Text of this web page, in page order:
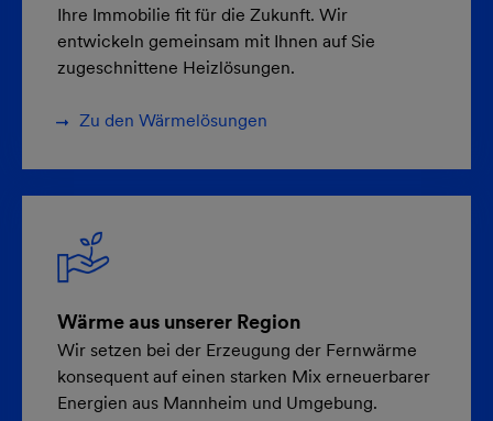
Ihre Immobilie fit für die Zukunft. Wir
entwickeln gemeinsam mit Ihnen auf Sie
zugeschnittene Heizlösungen.
Zu den Wärmelösungen
Wärme aus unserer Region
Wir setzen bei der Erzeugung der Fernwärme
konsequent auf einen starken Mix erneuerbarer
Energien aus Mannheim und Umgebung.